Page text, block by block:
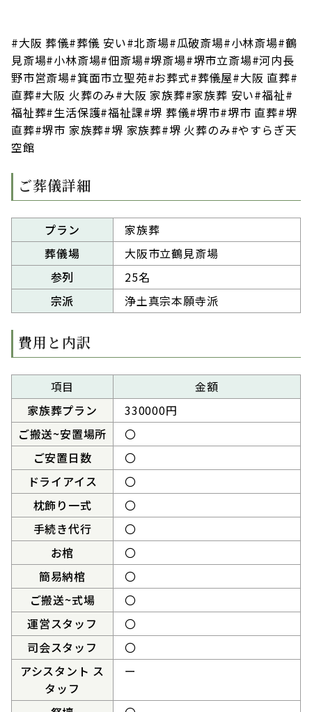
#大阪 葬儀#葬儀 安い#北斎場#瓜破斎場#小林斎場#鶴
見斎場#小林斎場#佃斎場#堺斎場#堺市立斎場#河内長
野市営斎場#箕面市立聖苑#お葬式#葬儀屋#大阪 直葬#
直葬#大阪 火葬のみ#大阪 家族葬#家族葬 安い#福祉#
福祉葬#生活保護#福祉課#堺 葬儀#堺市#堺市 直葬#堺
直葬#堺市 家族葬#堺 家族葬#堺 火葬のみ#やすらぎ天
空館
ご葬儀詳細
プラン
家族葬
葬儀場
大阪市立鶴見斎場
参列
25名
宗派
浄土真宗本願寺派
費用と内訳
項目
金額
家族葬プラン
330000円
ご搬送~安置場所
〇
ご安置日数
〇
ドライアイス
〇
枕飾り一式
〇
手続き代行
〇
お棺
〇
簡易納棺
〇
ご搬送~式場
〇
運営スタッフ
〇
司会スタッフ
〇
アシスタント ス
タッフ
ー